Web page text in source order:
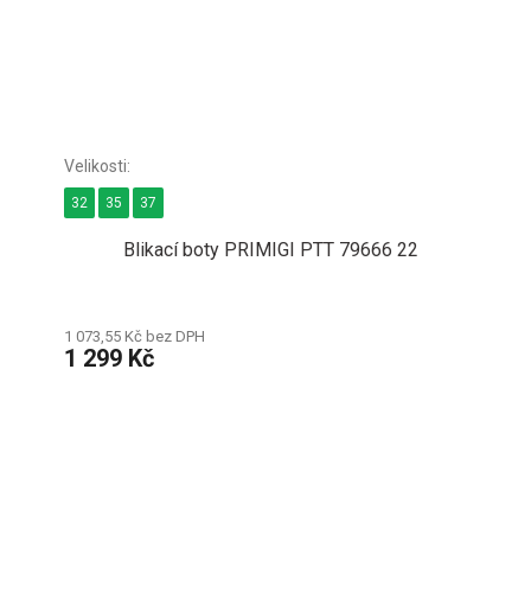
Blikací boty PRIMIGI PTT 79666 22
1 073,55 Kč bez DPH
1 299 Kč
32 35 37